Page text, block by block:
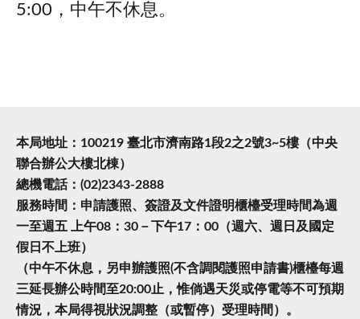
5:00，中午不休息。
本局地址：100219 臺北市濟南路1段2之2號3~5樓（中央
聯合辦公大樓北棟）
總機電話：(02)2343-2888
服務時間：申請護照、簽證及文件證明櫃檯受理時間為週
一至週五 上午08：30－下午17：00（週六、週日及國定
假日不上班）
（中午不休息，另申辦護照(不含調閱護照申請書)櫃檯每週
三延長辦公時間至20:00止，惟倘遇天災或停電等不可預期
情況，本局得視狀況調整（或暫停）受理時間）。